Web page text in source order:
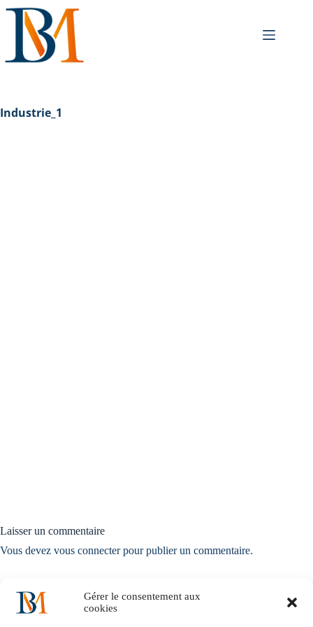
Gérer le consentement aux
cookies
Industrie_1
Laisser un commentaire
Vous devez vous connecterpour publier un commentaire.